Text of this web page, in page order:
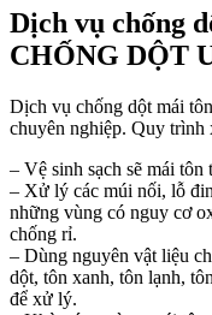
Dịch vụ chống
CHỐNG DỘT
Dịch vụ chống dột mái
chuyên nghiệp. Quy trình
– Vệ sinh sạch sẽ mái
– Xử lý các múi nối, lỗ
những vùng có nguy cơ
chống rỉ.
– Dùng nguyên vật liệu
dột, tôn xanh, tôn lạnh,
để xử lý.